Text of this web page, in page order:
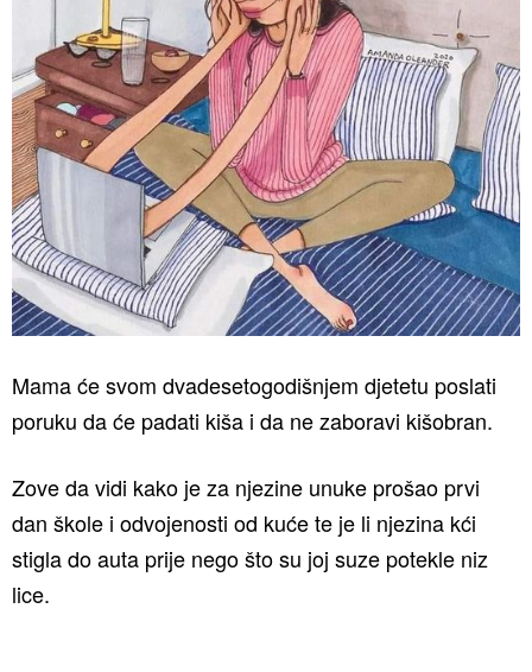
Mama će svom dvadesetogodišnjem djetetu poslati
poruku da će padati kiša i da ne zaboravi kišobran.⁣
Zove da vidi kako je za njezine unuke prošao prvi
dan škole i odvojenosti od kuće te je li njezina kći
stigla do auta prije nego što su joj suze potekle niz
lice.